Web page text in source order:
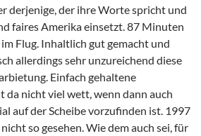
derjenige, der ihre Worte spricht und
faires Amerika einsetzt. 87 Minuten
Flug. Inhaltlich gut gemacht und
allerdings sehr unzureichend diese
Einfach gehaltene
da nicht viel wett, wenn dann auch
auf der Scheibe vorzufinden ist. 1997
so gesehen. Wie dem auch sei, für